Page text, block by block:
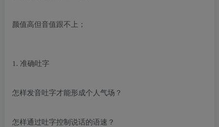
颜值高但音值跟不上；
1. 准确吐字
怎样发音吐字才能形成个人气场？
怎样通过吐字控制说话的语速？